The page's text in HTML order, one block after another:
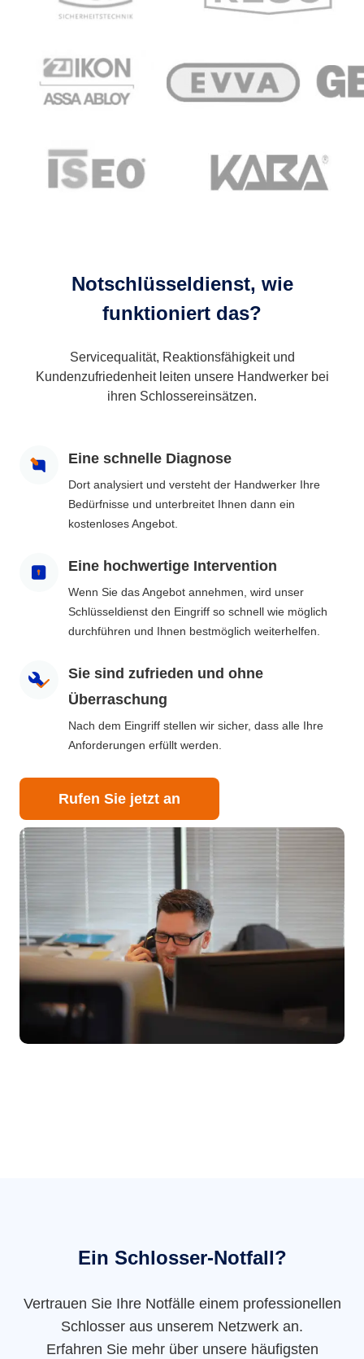
Notschlüsseldienst, wie
funktioniert das?
Servicequalität, Reaktionsfähigkeit und
Kundenzufriedenheit leiten unsere Handwerker bei
ihren Schlossereinsätzen.
Eine schnelle Diagnose
Dort analysiert und versteht der Handwerker Ihre
Bedürfnisse und unterbreitet Ihnen dann ein
kostenloses Angebot.
Eine hochwertige Intervention
Wenn Sie das Angebot annehmen, wird unser
Schlüsseldienst den Eingriff so schnell wie möglich
durchführen und Ihnen bestmöglich weiterhelfen.
Sie sind zufrieden und ohne
Überraschung
Nach dem Eingriff stellen wir sicher, dass alle Ihre
Anforderungen erfüllt werden.
Rufen Sie jetzt an
Ein Schlosser-Notfall?
Vertrauen Sie Ihre Notfälle einem professionellen
Schlosser aus unserem Netzwerk an.
Erfahren Sie mehr über unsere häufigsten